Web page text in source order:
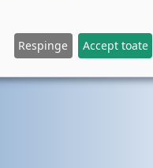
Respinge Accept toate